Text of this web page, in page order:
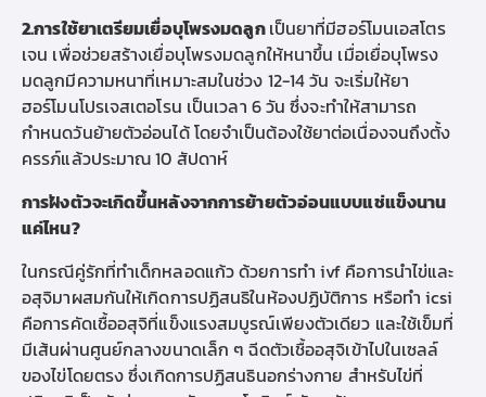
2.การใช้ยาเตรียมเยื่อบุโพรงมดลูกเป็นยาที่มีฮอร์โมนเอสโตร
เจน เพื่อช่วยสร้างเยื่อบุโพรงมดลูกให้หนาขึ้น เมื่อเยื่อบุโพรง
มดลูกมีความหนาที่เหมาะสมในช่วง 12-14 วัน จะเริ่มให้ยา
ฮอร์โมนโปรเจสเตอโรน เป็นเวลา 6 วัน ซึ่งจะทำให้สามารถ
กำหนดวันย้ายตัวอ่อนได้ โดยจำเป็นต้องใช้ยาต่อเนื่องจนถึงตั้ง
ครรภ์แล้วประมาณ 10 สัปดาห์
การฝังตัวจะเกิดขึ้นหลังจากการย้ายตัวอ่อนแบบแช่แข็งนาน
แค่ไหน?
ในกรณีคู่รักที่ทำเด็กหลอดแก้วด้วยการทำ ivf คือการนำไข่และ
อสุจิมาผสมกันให้เกิดการปฏิสนธิในห้องปฏิบัติการ หรือทำicsi
คือการคัดเชื้ออสุจิที่แข็งแรงสมบูรณ์เพียงตัวเดียว และใช้เข็มที่
มีเส้นผ่านศูนย์กลางขนาดเล็ก ๆ ฉีดตัวเชื้ออสุจิเข้าไปในเซลล์
ของไข่โดยตรงซึ่งเกิดการปฏิสนธินอกร่างกาย สำหรับไข่ที่